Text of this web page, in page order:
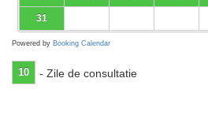
31
Powered by Booking Calendar
10 - Zile de consultatie